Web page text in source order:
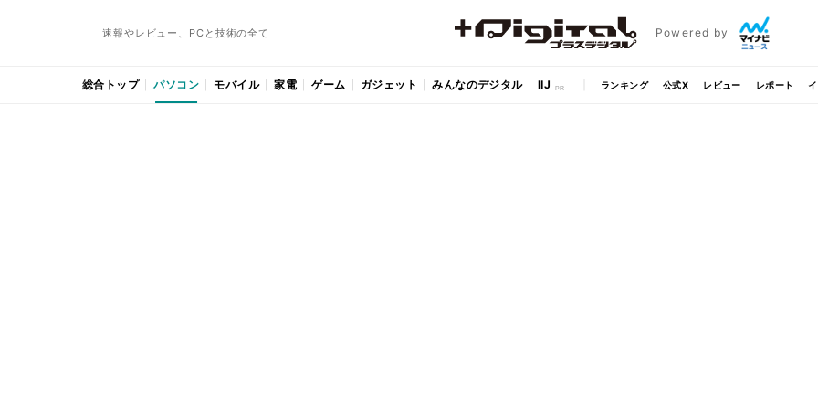
速報やレビュー、PCと技術の全て Powered by
総合トップ パソコン モバイル 家電 ゲーム ガジェット みんなのデジタル IIJ ランキング 公式X レビュー レポート